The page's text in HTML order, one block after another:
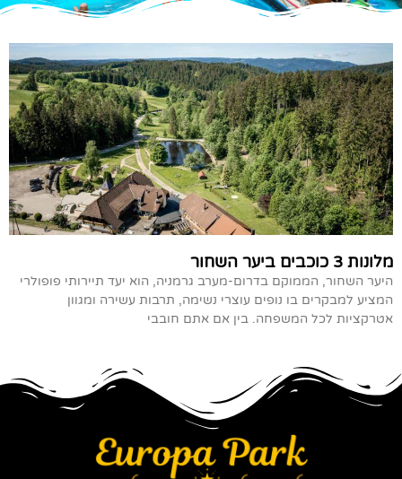
מלונות 3 כוכבים ביער השחור
היער השחור, הממוקם בדרום-מערב גרמניה, הוא יעד תיירותי פופולרי
המציע למבקרים בו נופים עוצרי נשימה, תרבות עשירה ומגוון
אטרקציות לכל המשפחה. בין אם אתם חובבי